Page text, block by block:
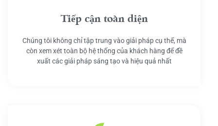
Tiếp cận toàn diện
Chúng tôi không chỉ tập trung vào giải pháp cụ thể, mà
còn xem xét toàn bộ hệ thống của khách hàng để đề
xuất các giải pháp sáng tạo và hiệu quả nhất